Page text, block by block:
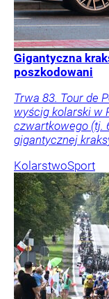
Gigantyczna
poszkodowani
Trwa 83. Tour de
wyścig kolarski w
czwartkowego (tj.
gigantycznej
KolarstwoSport